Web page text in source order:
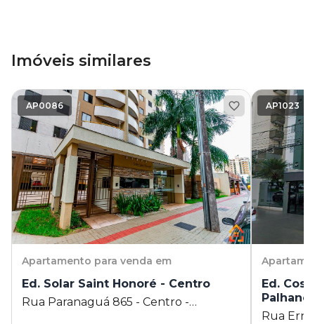
Imóveis similares
AP0086
Apartamento para venda em
Ed. Solar Saint Honoré - Centro
Rua Paranaguá 865 - Centro -
AP1023
Ed.
Palhano
Rua